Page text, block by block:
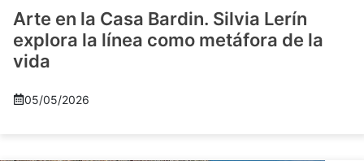
Arte en la Casa Bardin. Silvia Lerín
explora la línea como metáfora de la
vida
05/05/2026